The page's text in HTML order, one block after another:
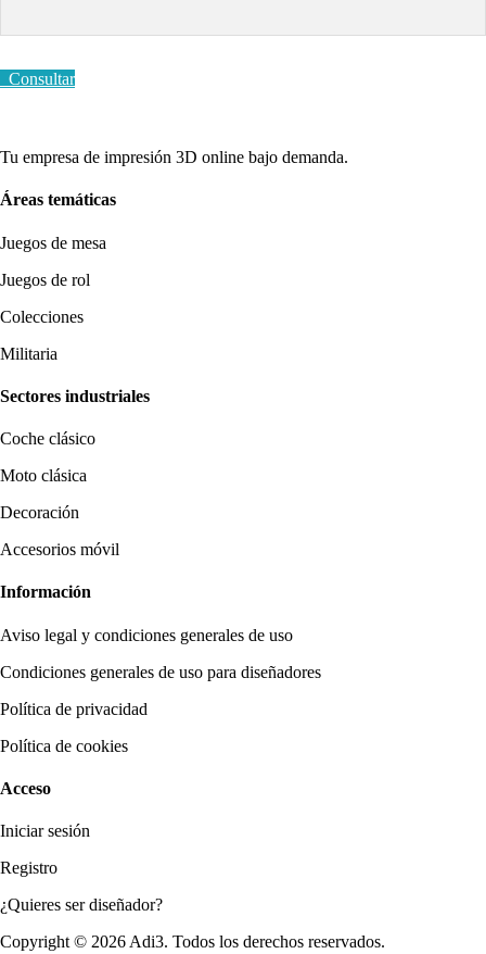
Consultar
Tu empresa de impresión 3D online bajo demanda.
Áreas temáticas
Juegos de mesa
Juegos de rol
Colecciones
Militaria
Sectores industriales
Coche clásico
Moto clásica
Decoración
Accesorios móvil
Información
Aviso legal y condiciones generales de uso
Condiciones generales de uso para diseñadores
Política de privacidad
Política de cookies
Acceso
Iniciar sesión
Registro
¿Quieres ser diseñador?
Copyright © 2026 Adi3. Todos los derechos reservados.